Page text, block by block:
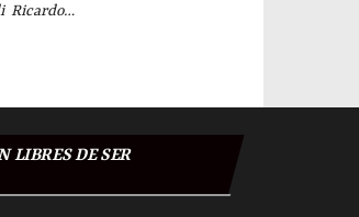
Ricardo…
LIBRES DE SER